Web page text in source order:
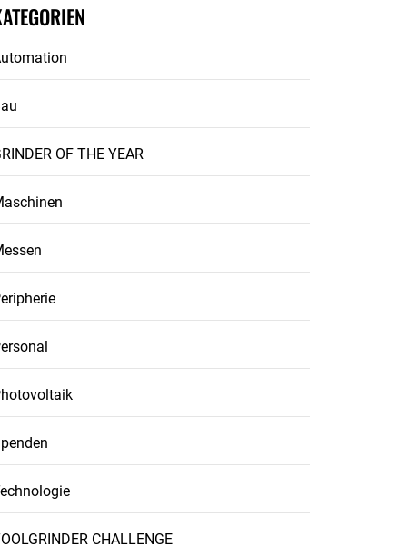
OF THE YEAR
CHALLENGE